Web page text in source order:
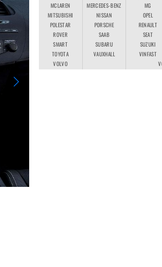
MCLAREN
MERCEDES-BENZ MG
MITSUBISHI
NISSAN OPEL
POLESTAR
PORSCHE RENAULT
ROVER
SAAB SEAT
SMART
SUBARU SUZUKI
TOYOTA
VAUXHALL VINFAST
VOLVO